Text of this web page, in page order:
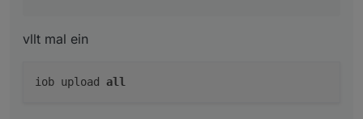
vllt mal ein
iob upload all